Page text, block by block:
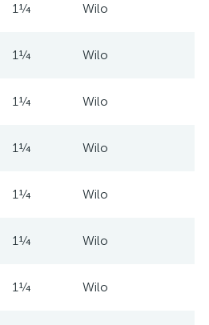
1¼ Wilo
1¼ Wilo
1¼ Wilo
1¼ Wilo
1¼ Wilo
1¼ Wilo
1¼ Wilo